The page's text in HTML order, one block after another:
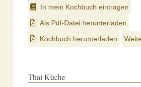
In mein Kochbuch eintragen
Als Pdf-Datei herunterladen
Kochbuch herunterladen
Thai Küche